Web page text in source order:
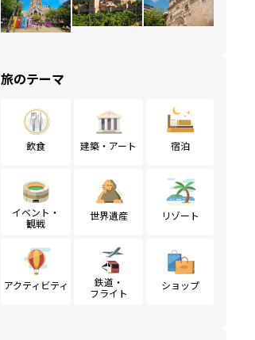
旅のテーマ
飲食 建築・アート 宿泊
イベント・
観戦
世界遺産 リゾート
アクティビティ
鉄道・
フライト
ショップ